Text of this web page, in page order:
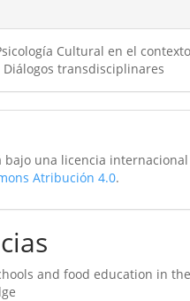
Cultural en el
transdisciplinares
bajo una licencia internacional
Atribución 4.0.
and food education in